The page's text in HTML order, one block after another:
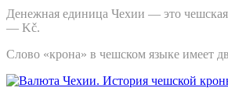
Денежная единица Чехии — это
— Kč.
Слово «крона» в чешском языке имеет